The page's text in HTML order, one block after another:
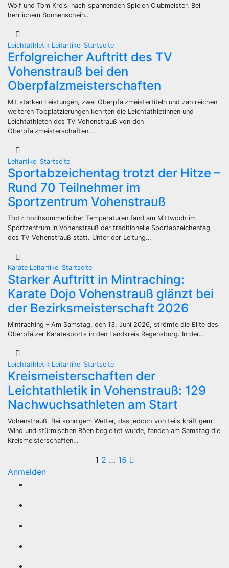
Wolf und Tom Kreisl nach spannenden Spielen Clubmeister. Bei
herrlichem Sonnenschein…
Leichtathletik Leitartikel Startseite
Erfolgreicher Auftritt des TV
Vohenstrauß bei den
Oberpfalzmeisterschaften
Mit starken Leistungen, zwei Oberpfalzmeistertiteln und zahlreichen
weiteren Topplatzierungen kehrten die Leichtathletinnen und
Leichtathleten des TV Vohenstrauß von den
Oberpfalzmeisterschaften…
Leitartikel Startseite
Sportabzeichentag trotzt der Hitze –
Rund 70 Teilnehmer im
Sportzentrum Vohenstrauß
Trotz hochsommerlicher Temperaturen fand am Mittwoch im
Sportzentrum in Vohenstrauß der traditionelle Sportabzeichentag
des TV Vohenstrauß statt. Unter der Leitung…
Karate Leitartikel Startseite
Starker Auftritt in Mintraching:
Karate Dojo Vohenstrauß glänzt bei
der Bezirksmeisterschaft 2026
Mintraching – Am Samstag, den 13. Juni 2026, strömte die Elite des
Oberpfälzer Karatesports in den Landkreis Regensburg. In der…
Leichtathletik Leitartikel Startseite
Kreismeisterschaften der
Leichtathletik in Vohenstrauß: 129
Nachwuchsathleten am Start
Vohenstrauß. Bei sonnigem Wetter, das jedoch von teils kräftigem
Wind und stürmischen Böen begleitet wurde, fanden am Samstag die
Kreismeisterschaften…
1 2 … 15
Anmelden